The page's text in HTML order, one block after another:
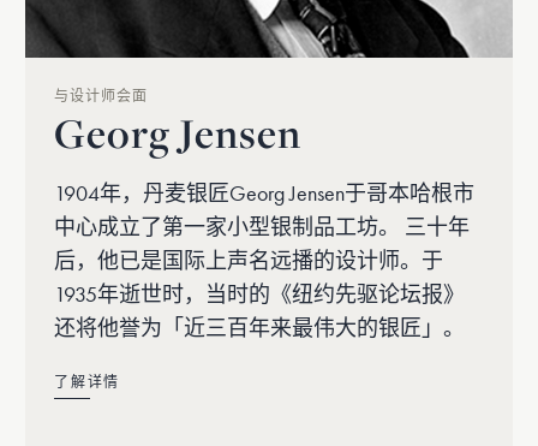
与设计师会面
Georg Jensen
1904年，丹麦银匠Georg Jensen于哥本哈根市
中心成立了第一家小型银制品工坊。 三十年
后，他已是国际上声名远播的设计师。于
1935年逝世时，当时的《纽约先驱论坛报》
还将他誉为「近三百年来最伟大的银匠」。
了解详情